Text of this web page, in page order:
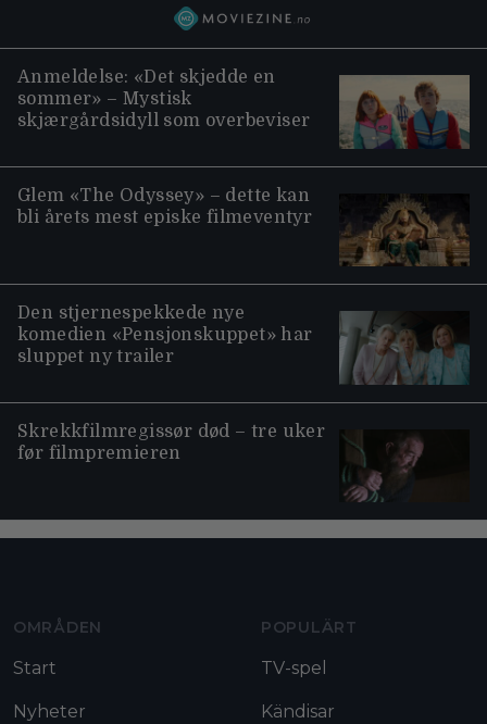
Anmeldelse: «Det skjedde en
sommer» – Mystisk
skjærgårdsidyll som overbeviser
Glem «The Odyssey» – dette kan
bli årets mest episke filmeventyr
Den stjernespekkede nye
komedien «Pensjonskuppet» har
sluppet ny trailer
Skrekkfilmregissør død – tre uker
før filmpremieren
OMRÅDEN
Start
Nyheter
POPULÄRT
TV-spel
Kändisar